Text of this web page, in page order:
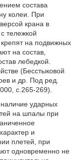
состава
колеи. При
крана в
тележкой
на подвижных
на состав,
лебедкой.
(Бесстыковой
и др. Под ред.
с.265-269).
ударных
на шпалы при
и
плетей, при
одновременно не